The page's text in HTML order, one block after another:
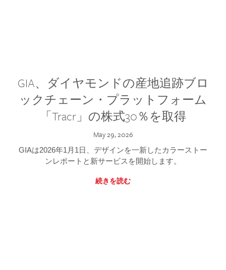
GIA、ダイヤモンドの産地追跡ブロ
ックチェーン・プラットフォーム
「Tracr」の株式30％を取得
May 29, 2026
GIAは2026年1月1日、デザインを一新したカラーストー
ンレポートと新サービスを開始します。
続きを読む